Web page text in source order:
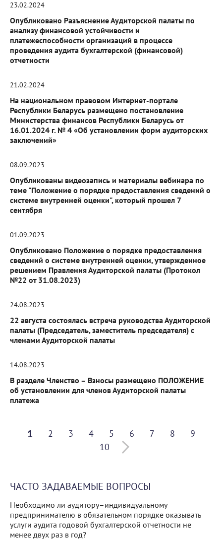
23.02.2024
Опубликовано Разъяснение Аудиторской палаты по
анализу финансовой устойчивости и
платежеспособности организаций в процессе
проведения аудита бухгалтерской (финансовой)
отчетности
21.02.2024
На национальном правовом Интернет-портале
Республики Беларусь размещено постановление
Министерства финансов Республики Беларусь от
16.01.2024 г. № 4 «Об установлении форм аудиторских
заключений»
08.09.2023
Опубликованы видеозапись и материалы вебинара по
теме "Положение о порядке предоставления сведений о
системе внутренней оценки", который прошел 7
сентября
01.09.2023
Опубликовано Положение о порядке предоставления
сведений о системе внутренней оценки, утвержденное
решением Правления Аудиторской палаты (Протокол
№22 от 31.08.2023)
24.08.2023
22 августа состоялась встреча руководства Аудиторской
палаты (Председатель, заместитель председателя) с
членами Аудиторской палаты
14.08.2023
В разделе Членство – Взносы размещено ПОЛОЖЕНИЕ
об установлении для членов Аудиторской палаты
платежа
1 2 3 4 5 6 7 8
9
10
ЧАСТО ЗАДАВАЕМЫЕ ВОПРОСЫ
Необходимо ли аудитору–индивидуальному
предпринимателю в обязательном порядке оказывать
услуги аудита годовой бухгалтерской отчетности не
менее двух раз в год?